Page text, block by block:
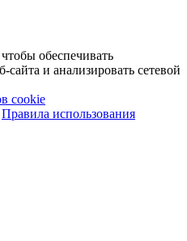
обеспечивать
и анализировать сетевой
cookie
Правила использования